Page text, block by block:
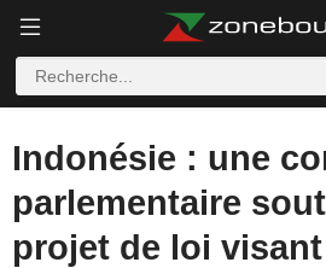
Indonésie : une
parlementaire
projet de loi